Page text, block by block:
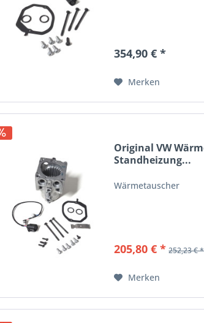
354,90 € *
Merken
Original VW
Standheizung...
Wärmetauscher
205,80 € * 252,23 € *
Merken